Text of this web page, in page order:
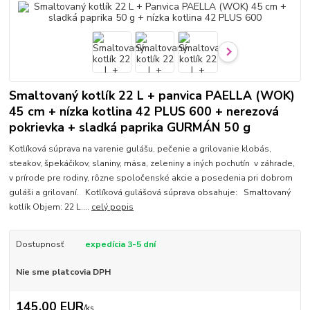
Smaltovaný kotlík 22 L + panvica PAELLA (WOK)
45 cm + nízka kotlina 42 PLUS 600 + nerezová
pokrievka + sladká paprika GURMÁN 50 g
Kotlíková súprava na varenie gulášu, pečenie a grilovanie klobás,
steakov, špekáčikov, slaniny, mäsa, zeleniny a iných pochutín v záhrade,
v prírode pre rodiny, rôzne spoločenské akcie a posedenia pri dobrom
guláši a grilovaní. Kotlíková gulášová súprava obsahuje: Smaltovaný
kotlík Objem: 22 L.... celý popis
Dostupnosť expedícia 3-5 dní
Nie sme platcovia DPH